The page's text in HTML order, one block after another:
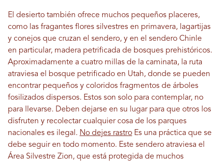
El desierto también ofrece muchos pequeños placeres,
como las fragantes flores silvestres en primavera, lagartijas
y conejos que cruzan el sendero, y en el sendero Chinle
en particular, madera petrificada de bosques prehistóricos.
Aproximadamente a cuatro millas de la caminata, la ruta
atraviesa el bosque petrificado en Utah, donde se pueden
encontrar pequeños y coloridos fragmentos de árboles
fosilizados dispersos. Estos son solo para contemplar, no
para llevarse. Deben dejarse en su lugar para que otros los
disfruten y recolectar cualquier cosa de los parques
nacionales es ilegal. No dejes rastro Es una práctica que se
debe seguir en todo momento. Este sendero atraviesa el
Área Silvestre Zion, que está protegida de muchos